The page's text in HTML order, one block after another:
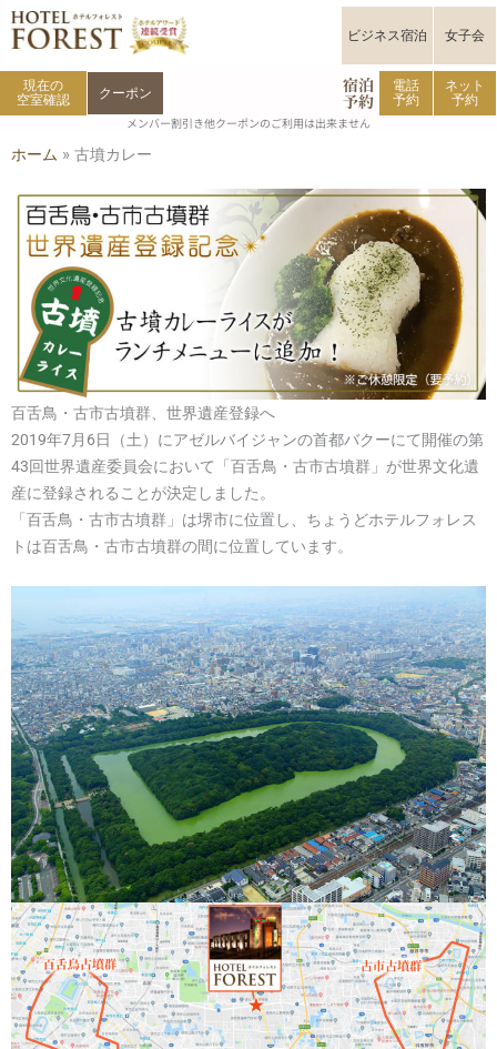
内
容
プ
ビジネス宿泊 女子会
現在の
空室確認
クーポン 宿泊
予約
電話
予約
ネット
予約
メンバー割引き他クーポンのご利用は出来ません
ホーム » 古墳カレー
百舌鳥・古市古墳群、世界遺産登録へ
2019年7月6日（土）にアゼルバイジャンの首都バクーにて開催の第
43回世界遺産委員会において「百舌鳥・古市古墳群」が世界文化遺
産に登録されることが決定しました。
「百舌鳥・古市古墳群」は堺市に位置し、ちょうどホテルフォレス
トは百舌鳥・古市古墳群の間に位置しています。